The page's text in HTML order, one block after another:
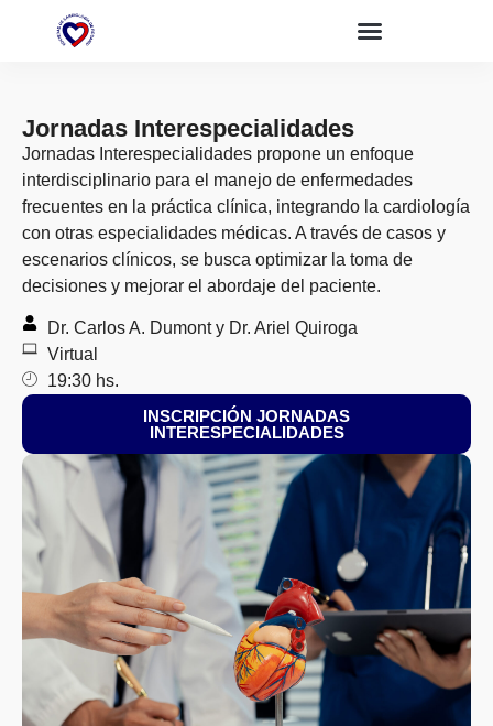
Jornadas Interespecialidades
Jornadas Interespecialidades propone un enfoque
interdisciplinario para el manejo de enfermedades
frecuentes en la práctica clínica, integrando la cardiología
con otras especialidades médicas. A través de casos y
escenarios clínicos, se busca optimizar la toma de
decisiones y mejorar el abordaje del paciente.
Dr. Carlos A. Dumont y Dr. Ariel Quiroga
Virtual
19:30 hs.
INSCRIPCIÓN JORNADAS
INTERESPECIALIDADES